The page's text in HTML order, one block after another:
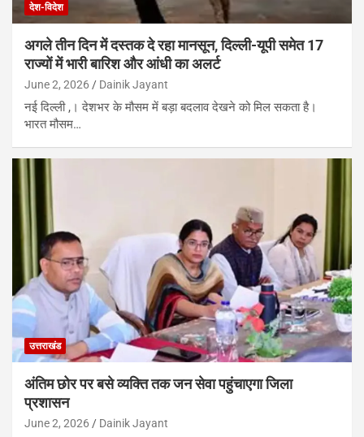
देश-विदेश
अगले तीन दिन में दस्तक दे रहा मानसून, दिल्ली-यूपी समेत 17
राज्यों में भारी बारिश और आंधी का अलर्ट
June 2, 2026 Dainik Jayant
नई दिल्ली ,। देशभर के मौसम में बड़ा बदलाव देखने को मिल सकता है।
भारत मौसम…
उत्तराखंड
अंतिम छोर पर बसे व्यक्ति तक जन सेवा पहुंचाएगा जिला
प्रशासन
June 2, 2026 Dainik Jayant